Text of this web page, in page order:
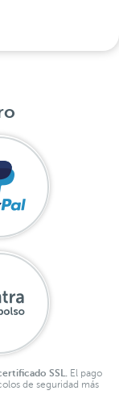
SSL.
El pago
de seguridad más